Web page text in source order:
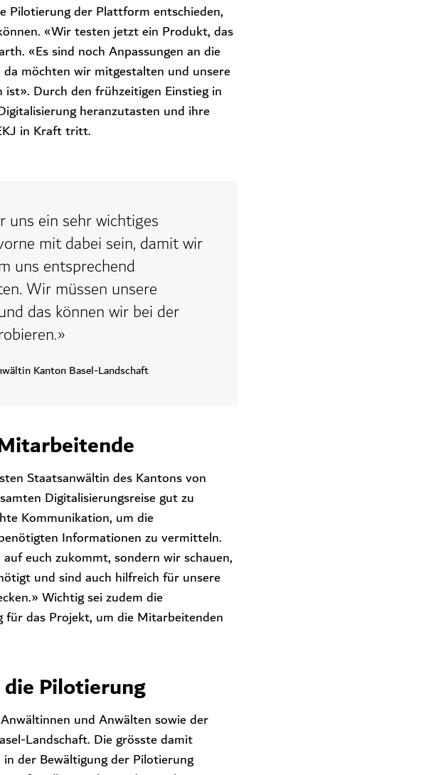
Pilotierung der Plattform entschieden,
«Wir testen jetzt ein Produkt, das
«Es sind noch Anpassungen an die
möchten wir mitgestalten und unsere
Durch den frühzeitigen Einstieg in
heranzutasten und ihre
in Kraft tritt.
ein sehr wichtiges
mit dabei sein, damit wir
uns entsprechend
Wir müssen unsere
das können wir bei der
Kanton Basel-Landschaft
Staatsanwältin des Kantons von
Digitalisierungsreise gut zu
Kommunikation, um die
Informationen zu vermitteln.
euch zukommt, sondern wir schauen,
und sind auch hilfreich für unsere
Wichtig sei zudem die
das Projekt, um die Mitarbeitenden
Pilotierung
und Anwälten sowie der
Landschaft. Die grösste damit
der Bewältigung der Pilotierung